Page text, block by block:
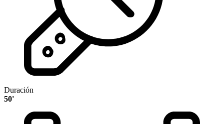
Duración
50'